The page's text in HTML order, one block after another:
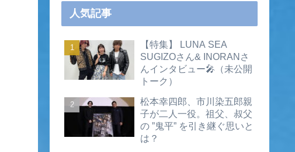
人気記事
【特集】 LUNA SEA
SUGIZOさん& INORANさ
んインタビュー🎤（未公開
トーク）
松本幸四郎、市川染五郎親
子が二人一役。祖父、叔父
の ”鬼平” を引き継ぐ思いと
は？